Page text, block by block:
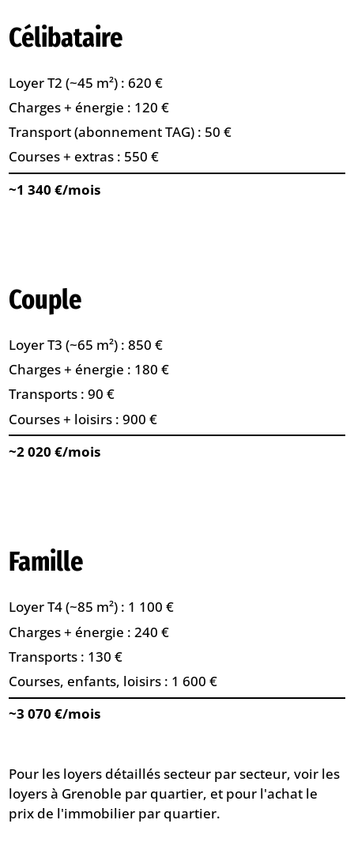
Célibataire
Loyer T2 (~45 m²) : 620 €
Charges + énergie : 120 €
Transport (abonnement TAG) : 50 €
Courses + extras : 550 €
~1 340 €/mois
Couple
Loyer T3 (~65 m²) : 850 €
Charges + énergie : 180 €
Transports : 90 €
Courses + loisirs : 900 €
~2 020 €/mois
Famille
Loyer T4 (~85 m²) : 1 100 €
Charges + énergie : 240 €
Transports : 130 €
Courses, enfants, loisirs : 1 600 €
~3 070 €/mois
Pour les loyers détaillés secteur par secteur, voir les
loyers à Grenoble par quartier, et pour l'achat le
prix de l'immobilier par quartier.